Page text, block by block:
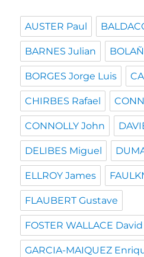
AUSTER Paul
BARNES Julian
BORGES Jorge Luis
CHIRBES Rafael
CONNOLLY John
DELIBES Miguel
ELLROY James
FLAUBERT Gustave
FOSTER WALLACE David
GARCIA-MAIQUEZ